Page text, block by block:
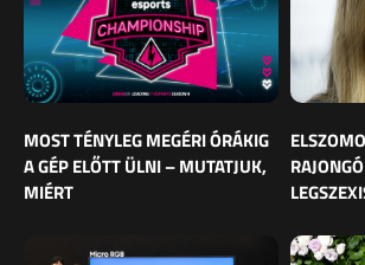
MOST TÉNYLEG MEGÉRI ÓRÁKIG
A GÉP ELŐTT ÜLNI – MUTATJUK,
MIÉRT